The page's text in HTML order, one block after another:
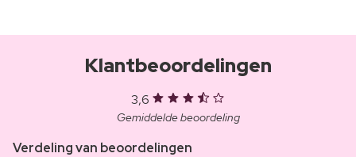
Klantbeoordelingen
3,6
Gemiddelde beoordeling
Verdeling van beoordelingen